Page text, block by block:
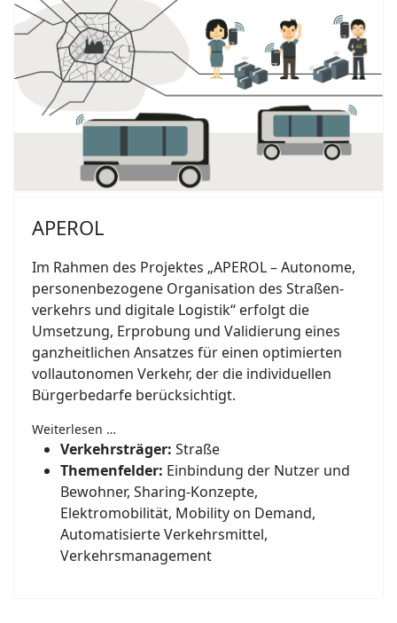
APEROL
Im Rahmen des Projektes „APEROL – Autonome,
personen­bezogene Organisation des Straßen­
verkehrs und digitale Logistik“ erfolgt die
Umsetzung, Erprobung und Validierung eines
ganz­heitlichen Ansatzes für einen optimierten
voll­auto­nomen Verkehr, der die individuellen
Bürger­bedarfe berücksichtigt.
Weiterlesen …
Verkehrsträger: Straße
Themenfelder: Einbindung der Nutzer und
Bewohner, Sharing-Konzepte,
Elektromobilität, Mobility on Demand,
Automatisierte Verkehrsmittel,
Verkehrsmanagement